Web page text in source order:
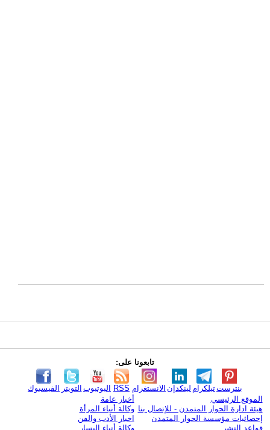
تابعونا على:
الفيسبوك التويتر اليوتيوب RSS الانستغرام لينكدإن تيلكرامبنترست
الموقع الرئيسي
هيئة ادارة الحوار المتمدن - للإتصال بنا
إحصائيات مؤسسة الحوار المتمدن
قواعد النشر
أخبار عامة
وكالة أنباء المرأة
اخبار الأدب والفن
وكالة أنباء اليسار